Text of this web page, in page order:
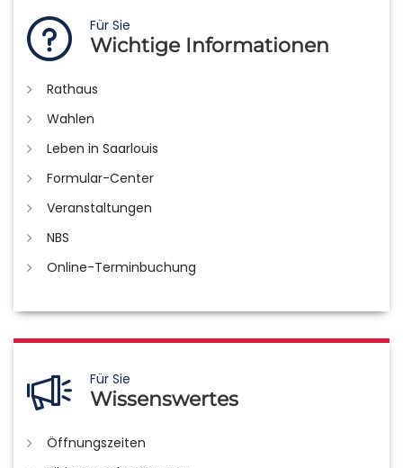
Für Sie
Wichtige Informationen
Rathaus
Wahlen
Leben in Saarlouis
Formular-Center
Veranstaltungen
NBS
Online-Terminbuchung
Für Sie
Wissenswertes
Öffnungszeiten